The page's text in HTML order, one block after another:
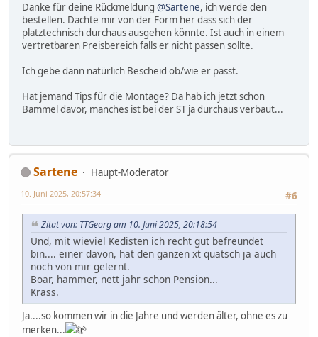
Danke für deine Rückmeldung @Sartene, ich werde den
bestellen. Dachte mir von der Form her dass sich der
platztechnisch durchaus ausgehen könnte. Ist auch in einem
vertretbaren Preisbereich falls er nicht passen sollte.
Ich gebe dann natürlich Bescheid ob/wie er passt.
Hat jemand Tips für die Montage? Da hab ich jetzt schon
Bammel davor, manches ist bei der ST ja durchaus verbaut...
Sartene
Haupt-Moderator
#6
10. Juni 2025, 20:57:34
Zitat von: TTGeorg am 10. Juni 2025, 20:18:54
Und, mit wieviel Kedisten ich recht gut befreundet
bin.... einer davon, hat den ganzen xt quatsch ja auch
noch von mir gelernt.
Boar, hammer, nett jahr schon Pension...
Krass.
Ja....so kommen wir in die Jahre und werden älter, ohne es zu
merken...
🫣